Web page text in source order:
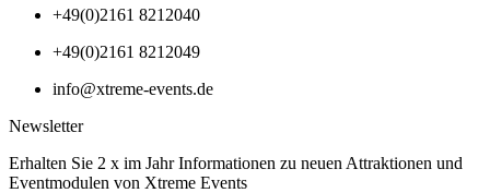
+49(0)2161 8212040
+49(0)2161 8212049
info@xtreme-events.de
Newsletter
Erhalten Sie 2 x im Jahr Informationen zu neuen Attraktionen und
Eventmodulen von Xtreme Events